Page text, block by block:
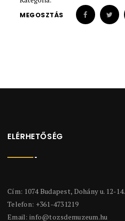
MEGOSZTÁS
ELÉRHETŐSÉG
Cím: 1074 Budapest, Dohány u. 12-14.
Telefon: +361-4731219
Email: info@tozsdemuzeum.hu